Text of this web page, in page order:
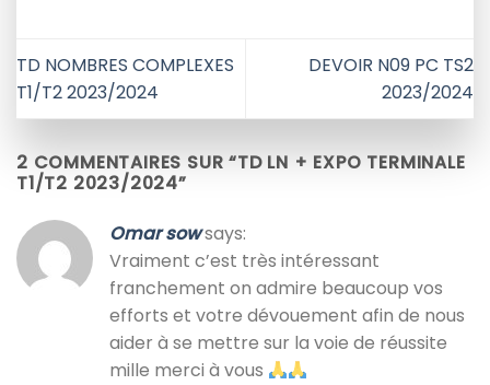
TD NOMBRES COMPLEXES
T1/T2 2023/2024
DEVOIR N09 PC TS2
2023/2024
2 COMMENTAIRES SUR “TD LN + EXPO TERMINALE
T1/T2 2023/2024”
Omar sowsays:
Vraiment c’est très intéressant
franchement on admire beaucoup vos
efforts et votre dévouement afin de nous
aider à se mettre sur la voie de réussite
mille merci à vous